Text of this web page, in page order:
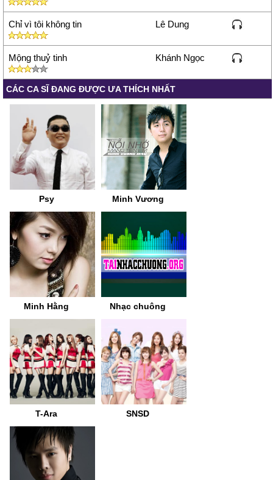
Chỉ vì tôi không tin Lê Dung
Mộng thuỷ tinh Khánh Ngọc
CÁC CA SĨ ĐANG ĐƯỢC ƯA THÍCH NHẤT
Psy Minh Vương
Minh Hằng Nhạc chuông
T-Ara SNSD